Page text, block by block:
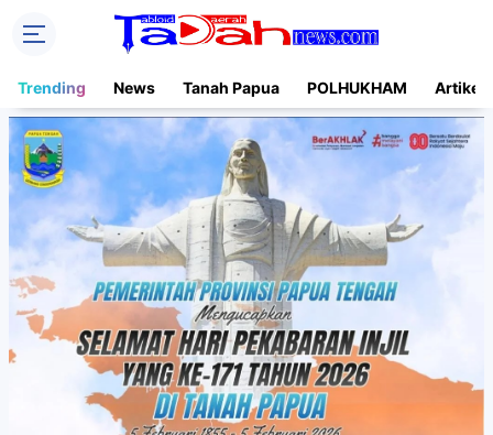
Trending News Tanah Papua POLHUKHAM Artikel